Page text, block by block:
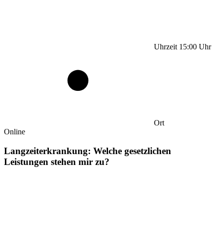
Uhrzeit 15:00 Uhr
Ort
Online
Langzeiterkrankung: Welche gesetzlichen
Leistungen stehen mir zu?